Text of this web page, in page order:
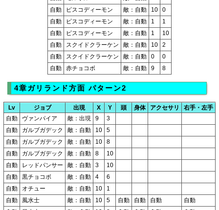
自動
ピスコディーモン 敵：自動 10
0
自動
ピスコディーモン 敵：自動 1
1
自動
ピスコディーモン 敵：自動 1
10
自動
スクイドクラーケン 敵：自動 10
2
自動
スクイドクラーケン 敵：自動 0
0
自動
赤チョコボ 敵：自動 9 8
4章ガリランド方面 パターン2
Lv ジョブ 出現 X Y 頭 身体 アクセサリ
右手・左手
自動
ヴァンパイア 敵：出現 9
3
自動
ガルブガデック 敵：自動 10
5
自動
ガルブガデック 敵：自動 10
8
自動
ガルブガデック 敵：自動 8
10
自動
レッドパンサー 敵：自動 3
10
自動
黒チョコボ 敵：自動 4
6
自動
オチュー 敵：自動 10
1
自動
風水士 敵：自動 10 5 自動 自動 自動
自動